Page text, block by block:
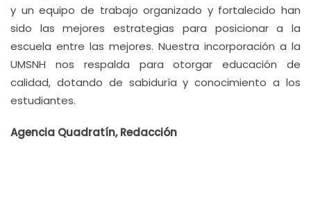
y un equipo de trabajo organizado y fortalecido han
sido las mejores estrategias para posicionar a la
escuela entre las mejores. Nuestra incorporación a la
UMSNH nos respalda para otorgar educación de
calidad, dotando de sabiduría y conocimiento a los
estudiantes.
Agencia Quadratín, Redacción